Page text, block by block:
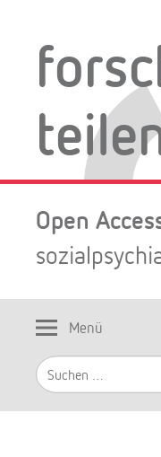
springen
Open
Menü
Suchen
nach: